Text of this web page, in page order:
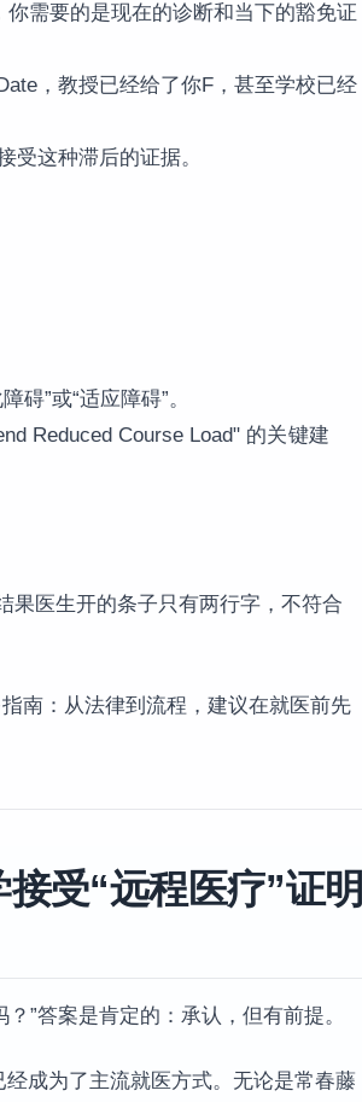
需要的是现在的诊断和当下的豁免证
，教授已经给了你F，甚至学校已经
受这种滞后的证据。
”或“适应障碍”。
Reduced Course Load" 的关键建
果医生开的条子只有两行字，不符合
南：从法律到流程，建议在就医前先
受“远程医疗”证明
”答案是肯定的：承认，但有前提。
成为了主流就医方式。无论是常春藤